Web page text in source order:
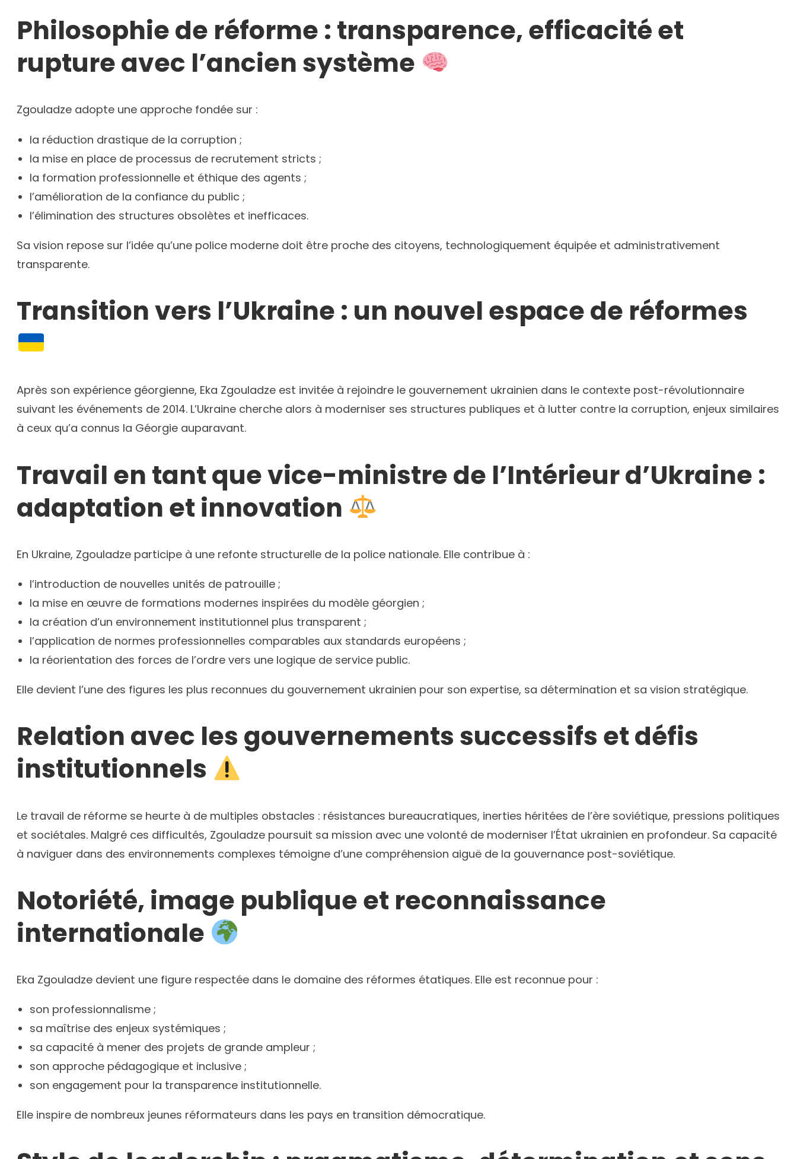
Philosophie de réforme : transparence, efficacité et
rupture avec l’ancien système
Zgouladze adopte une approche fondée sur :
la réduction drastique de la corruption ;
la mise en place de processus de recrutement stricts ;
la formation professionnelle et éthique des agents ;
l’amélioration de la confiance du public ;
l’élimination des structures obsolètes et inefficaces.
Sa vision repose sur l’idée qu’une police moderne doit être proche des citoyens, technologiquement équipée et administrativement
transparente.
Transition vers l’Ukraine : un nouvel espace de réformes
Après son expérience géorgienne, Eka Zgouladze est invitée à rejoindre le gouvernement ukrainien dans le contexte post-révolutionnaire
suivant les événements de 2014. L’Ukraine cherche alors à moderniser ses structures publiques et à lutter contre la corruption, enjeux similaires
à ceux qu’a connus la Géorgie auparavant.
Travail en tant que vice-ministre de l’Intérieur d’Ukraine :
adaptation et innovation
En Ukraine, Zgouladze participe à une refonte structurelle de la police nationale. Elle contribue à :
l’introduction de nouvelles unités de patrouille ;
la mise en œuvre de formations modernes inspirées du modèle géorgien ;
la création d’un environnement institutionnel plus transparent ;
l’application de normes professionnelles comparables aux standards européens ;
la réorientation des forces de l’ordre vers une logique de service public.
Elle devient l’une des figures les plus reconnues du gouvernement ukrainien pour son expertise, sa détermination et sa vision stratégique.
Relation avec les gouvernements successifs et défis
institutionnels
Le travail de réforme se heurte à de multiples obstacles : résistances bureaucratiques, inerties héritées de l’ère soviétique, pressions politiques
et sociétales. Malgré ces difficultés, Zgouladze poursuit sa mission avec une volonté de moderniser l’État ukrainien en profondeur. Sa capacité
à naviguer dans des environnements complexes témoigne d’une compréhension aiguë de la gouvernance post-soviétique.
Notoriété, image publique et reconnaissance
internationale
Eka Zgouladze devient une figure respectée dans le domaine des réformes étatiques. Elle est reconnue pour :
son professionnalisme ;
sa maîtrise des enjeux systémiques ;
sa capacité à mener des projets de grande ampleur ;
son approche pédagogique et inclusive ;
son engagement pour la transparence institutionnelle.
Elle inspire de nombreux jeunes réformateurs dans les pays en transition démocratique.